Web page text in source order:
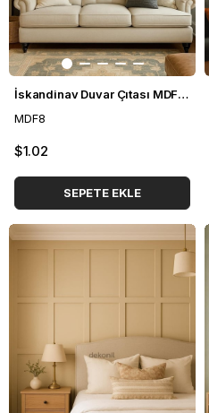
İskandinav Duvar Çıtası MDF 8*100 cm
MDF8
$1.02
SEPETE EKLE